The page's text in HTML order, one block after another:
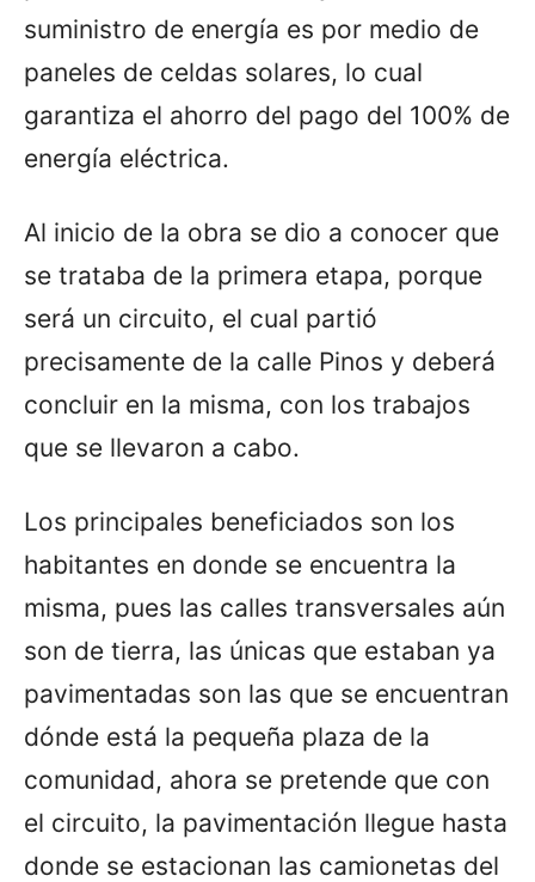
suministro de energía es por medio de
paneles de celdas solares, lo cual
garantiza el ahorro del pago del 100% de
energía eléctrica.
Al inicio de la obra se dio a conocer que
se trataba de la primera etapa, porque
será un circuito, el cual partió
precisamente de la calle Pinos y deberá
concluir en la misma, con los trabajos
que se llevaron a cabo.
Los principales beneficiados son los
habitantes en donde se encuentra la
misma, pues las calles transversales aún
son de tierra, las únicas que estaban ya
pavimentadas son las que se encuentran
dónde está la pequeña plaza de la
comunidad, ahora se pretende que con
el circuito, la pavimentación llegue hasta
donde se estacionan las camionetas del